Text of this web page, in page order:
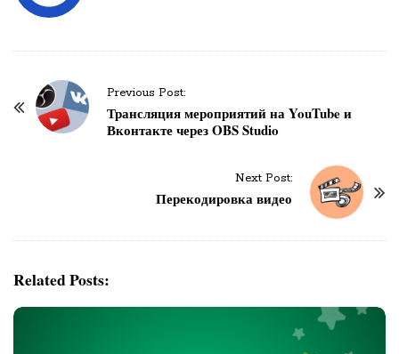
Previous Post:
Трансляция мероприятий на YouTube и
Вконтакте через OBS Studio
Next Post:
Перекодировка видео
Related Posts: